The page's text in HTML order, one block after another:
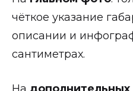
чёткое указание
описании и
сантиметрах.